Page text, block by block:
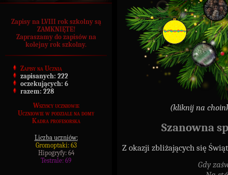
Zapisy na LVIII rok szkolny są
ZAMKNIĘTE!
Zapraszamy do zapisów na
kolejny rok szkolny.
Zapisy na Ucznia
zapisanych: 222
oczekujących: 6
razem: 228
Wszyscy uczniowie
Uczniowie w podziale na domy
Kadra profesorska
Liczba uczniów:
Gromoptaki: 63
Hipogryfy: 64
Testrale: 69
(kliknij na
Szanowna
Z okazji zbliżających się
Gdy